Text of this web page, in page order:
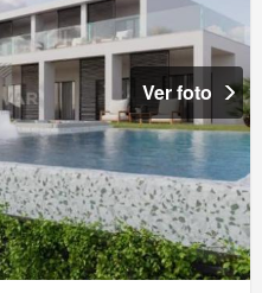
Ver foto